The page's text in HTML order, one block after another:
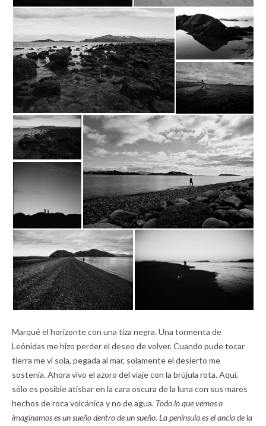
Marqué el horizonte con una tiza negra. Una tormenta de
Leónidas me hizo perder el deseo de volver. Cuando pude tocar
tierra me vi sola, pegada al mar, solamente el desierto me
sostenía. Ahora vivo el azoro del viaje con la brújula rota. Aquí,
sólo es posible atisbar en la cara oscura de la luna con sus mares
hechos de roca volcánica y no de agua. Todo lo que vemos o
imaginamos es un sueño dentro de un sueño. La península es el ancla de la